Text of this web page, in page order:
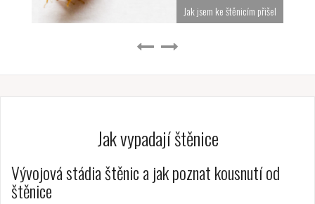
Jak jsem ke štěnicím přišel
Jak vypadají štěnice
Vývojová stádia štěnic a jak poznat kousnutí od
štěnice